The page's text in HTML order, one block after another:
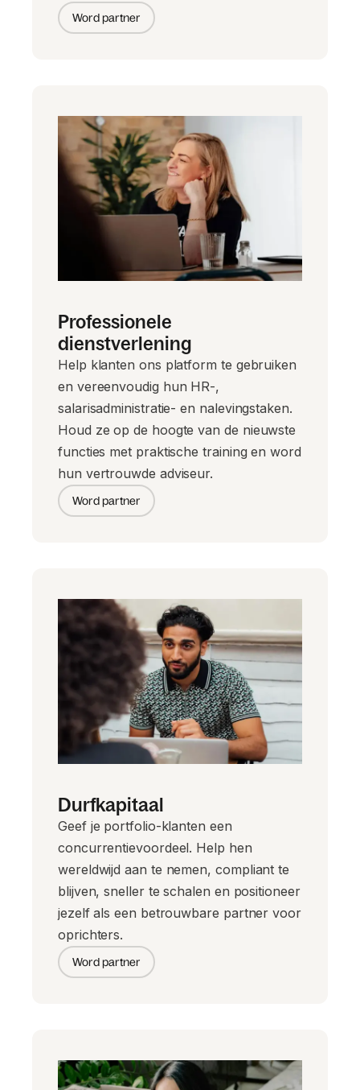
Word partner
Professionele
dienstverlening
Help klanten ons platform te gebruiken
en vereenvoudig hun HR-,
salarisadministratie- en nalevingstaken.
Houd ze op de hoogte van de nieuwste
functies met praktische training en word
hun vertrouwde adviseur.
Word partner
Durfkapitaal
Geef je portfolio-klanten een
concurrentievoordeel. Help hen
wereldwijd aan te nemen, compliant te
blijven, sneller te schalen en positioneer
jezelf als een betrouwbare partner voor
oprichters.
Word partner